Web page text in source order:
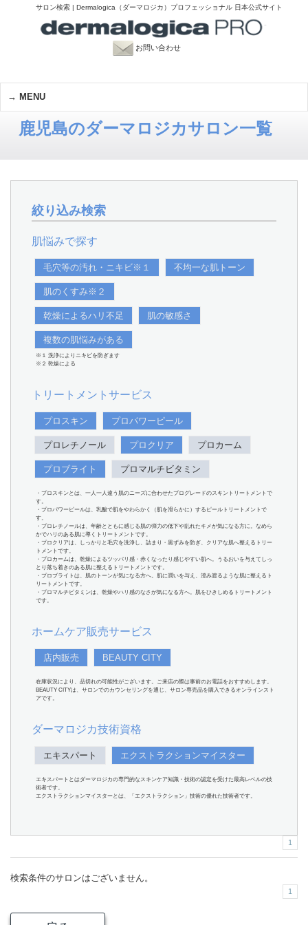
サロン検索 | Dermalogica（ダーマロジカ）プロフェッショナル 日本公式サイト
お問い合わせ
MENU
鹿児島のダーマロジカサロン一覧
絞り込み検索
肌悩みで探す
毛穴等の汚れ・ニキビ※１ 不均一な肌トーン
肌のくすみ※２
乾燥によるハリ不足 肌の敏感さ
複数の肌悩みがある
※１ 洗浄によりニキビを防ぎます
※２ 乾燥による
トリートメントサービス
プロスキン プロパワーピール
プロレチノール プロクリア プロカーム
プロブライト プロマルチビタミン
・プロスキンとは、一人一人違う肌のニーズに合わせたプログレードのスキントリートメントで
す。
・プロパワーピールは、乳酸で肌をやわらかく（肌を滑らかに）するピールトリートメントで
す。
・プロレチノールは、年齢とともに感じる肌の弾力の低下や乱れたキメが気になる方に。なめら
かでハリのある肌に導くトリートメントです。
・プロクリアは、しっかりと毛穴を洗浄し、詰まり・黒ずみを防ぎ、クリアな肌へ整えるトリー
トメントです。
・プロカームは、乾燥によるツッパリ感・赤くなったり感じやすい肌へ。うるおいを与えてしっ
とり落ち着きのある肌に整えるトリートメントです。
・プロブライトは、肌のトーンが気になる方へ。肌に潤いを与え、澄み渡るような肌に整えるト
リートメントです。
・プロマルチビタミンは、乾燥やハリ感のなさが気になる方へ。肌をひきしめるトリートメント
です。
ホームケア販売サービス
店内販売 BEAUTY CITY
在庫状況により、品切れの可能性がございます。ご来店の際は事前のお電話をおすすめします。
BEAUTY CITYは、サロンでのカウンセリングを通じ、サロン専売品を購入できるオンラインスト
アです。
ダーマロジカ技術資格
エキスパート エクストラクションマイスター
エキスパートとはダーマロジカの専門的なスキンケア知識・技術の認定を受けた最高レベルの技
術者です。
エクストラクションマイスターとは、「エクストラクション」技術の優れた技術者です。
1
検索条件のサロンはございません。
1